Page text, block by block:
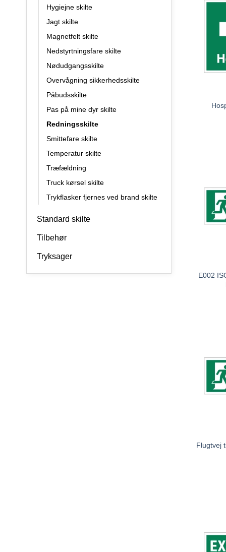
Hygiejne skilte
Jagt skilte
Magnetfelt skilte
Nedstyrtningsfare skilte
Nødudgangsskilte
Overvågning sikkerhedsskilte
Påbudsskilte
Pas på mine dyr skilte
Redningsskilte
Smittefare skilte
Temperatur skilte
Træfældning
Truck kørsel skilte
Trykflasker fjernes ved brand skilte
Standard skilte
Tilbehør
Tryksager
E002
Flugtvej